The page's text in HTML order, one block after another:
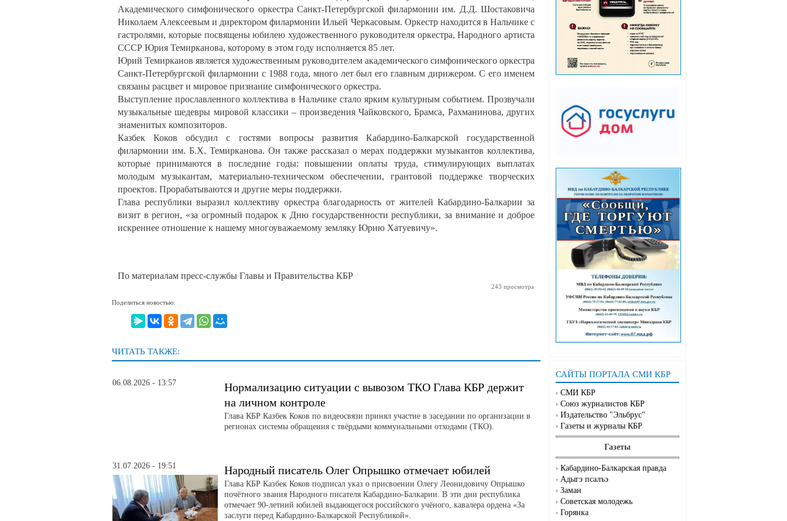
САЙТЫ ПОРТАЛА СМИ КБР
СМИ КБР
Союз журналистов КБР
Издательство "Эльбрус"
Газеты и журналы КБР
Газеты
Кабардино-Балкарская правда
Адыгэ псалъэ
Заман
Советская молодежь
Горянка
Академического симфонического оркестра Санкт-Петербургской филармонии им. Д.Д. Шостаковича
Николаем Алексеевым и директором филармонии Ильей Черкасовым. Оркестр находится в Нальчике с
гастролями, которые посвящены юбилею художественного руководителя оркестра, Народного артиста
СССР Юрия Темирканова, которому в этом году исполняется 85 лет.
Юрий Темирканов является художественным руководителем академического симфонического оркестра
Санкт-Петербургской филармонии с 1988 года, много лет был его главным дирижером. С его именем
связаны расцвет и мировое признание симфонического оркестра.
Выступление прославленного коллектива в Нальчике стало ярким культурным событием. Прозвучали
музыкальные шедевры мировой классики – произведения Чайковского, Брамса, Рахманинова, других
знаменитых композиторов.
Казбек Коков обсудил с гостями вопросы развития Кабардино-Балкарской государственной
филармонии им. Б.Х. Темирканова. Он также рассказал о мерах поддержки музыкантов коллектива,
которые принимаются в последние годы: повышении оплаты труда, стимулирующих выплатах
молодым музыкантам, материально-техническом обеспечении, грантовой поддержке творческих
проектов. Прорабатываются и другие меры поддержки.
Глава республики выразил коллективу оркестра благодарность от жителей Кабардино-Балкарии за
визит в регион, «за огромный подарок к Дню государственности республики, за внимание и доброе
искреннее отношение к нашему многоуважаемому земляку Юрию Хатуевичу».
По материалам пресс-службы Главы и Правительства КБР
243 просмотра
Поделиться новостью:
ЧИТАТЬ ТАКЖЕ:
06.08.2026 - 13:57
Нормализацию ситуации с вывозом ТКО Глава КБР держит
на личном контроле
Глава КБР Казбек Коков по видеосвязи принял участие в заседании по организации в
регионах системы обращения с твёрдыми коммунальными отходами (ТКО).
31.07.2026 - 19:51 Народный писатель Олег Опрышко отмечает юбилей
Глава КБР Казбек Коков подписал указ о присвоении Олегу Леонидовичу Опрышко
почётного звания Народного писателя Кабардино-Балкарии. В эти дни республика
отмечает 90-летний юбилей выдающегося российского учёного, кавалера ордена «За
заслуги перед Кабардино-Балкарской Республикой».